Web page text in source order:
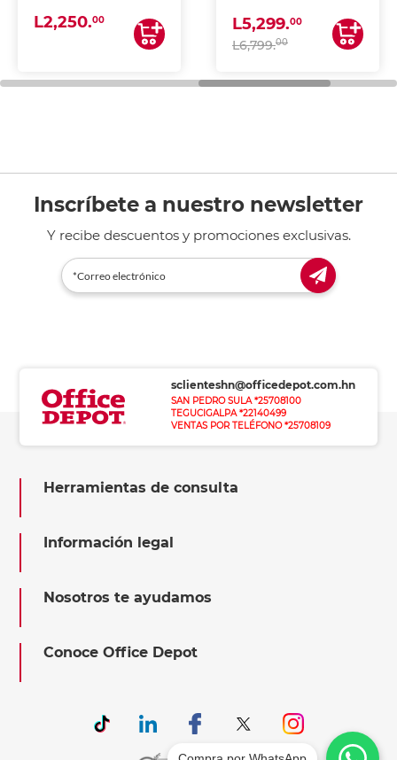
L2,250.00
ESCANEA)
L5,299.00
L6,799.00
Inscríbete a nuestro newsletter
Y recibe descuentos y promociones exclusivas.
sclienteshn@officedepot.com.hn
SAN PEDRO SULA *25708100
TEGUCIGALPA *22140499
VENTAS POR TELÉFONO *25708109
Herramientas de consulta
Información legal
Nosotros te ayudamos
Conoce Office Depot